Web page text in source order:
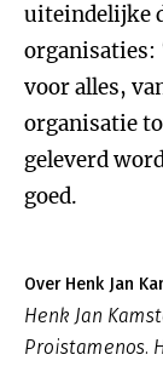
uiteindelijke
organisaties:
voor alles,
organisatie
geleverd
goed.
Over Henk Jan
Henk Jan
Proistamenos.